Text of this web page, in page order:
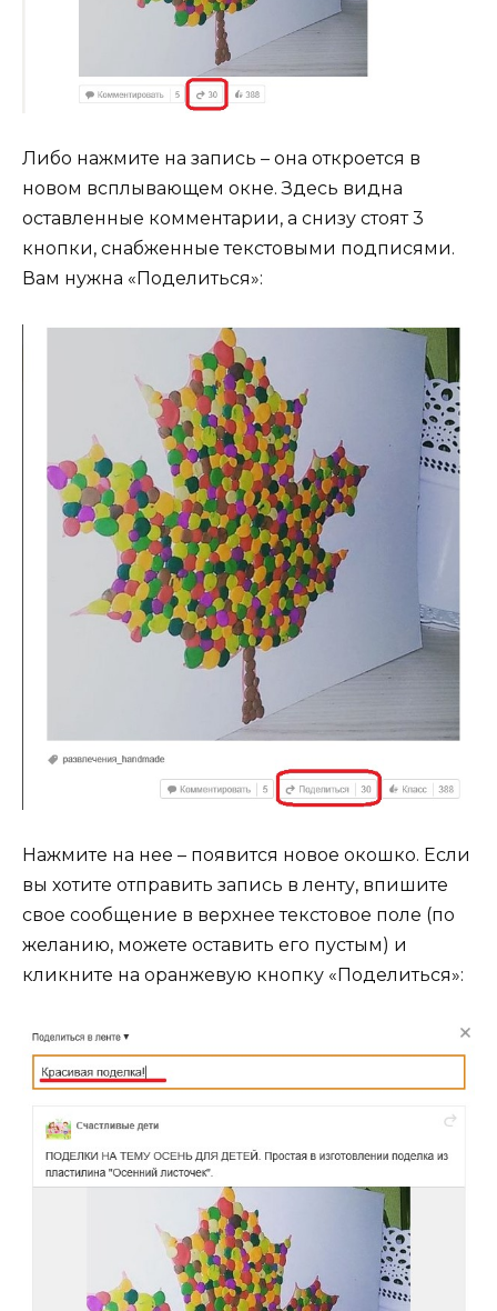
Либо нажмите на запись – она откроется в
новом всплывающем окне. Здесь видна
оставленные комментарии, а снизу стоят 3
кнопки, снабженные текстовыми подписями.
Вам нужна «Поделиться»:
Нажмите на нее – появится новое окошко. Если
вы хотите отправить запись в ленту, впишите
свое сообщение в верхнее текстовое поле (по
желанию, можете оставить его пустым) и
кликните на оранжевую кнопку «Поделиться»: